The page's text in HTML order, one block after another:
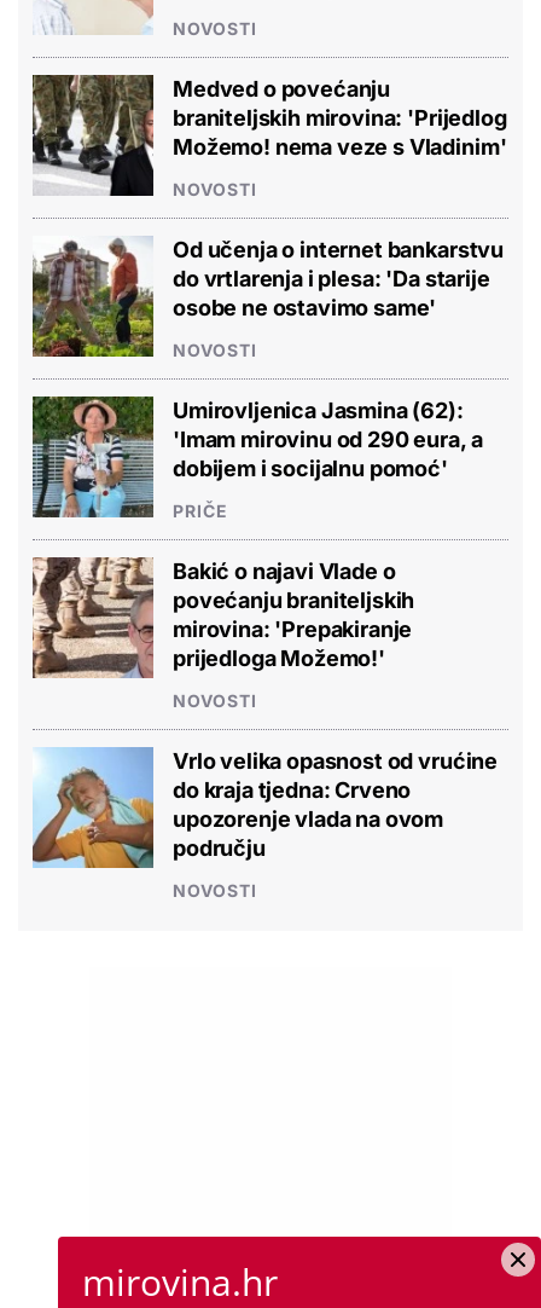
NOVOSTI
Medved o povećanju
braniteljskih mirovina: 'Prijedlog
Možemo! nema veze s Vladinim'
NOVOSTI
Od učenja o internet bankarstvu
do vrtlarenja i plesa: 'Da starije
osobe ne ostavimo same'
NOVOSTI
Umirovljenica Jasmina (62):
'Imam mirovinu od 290 eura, a
dobijem i socijalnu pomoć'
PRIČE
Bakić o najavi Vlade o
povećanju braniteljskih
mirovina: 'Prepakiranje
prijedloga Možemo!'
NOVOSTI
Vrlo velika opasnost od vrućine
do kraja tjedna: Crveno
upozorenje vlada na ovom
području
NOVOSTI
mirovina.hr